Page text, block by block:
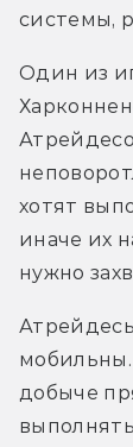
системы,
Один из
хотят
иначе их
нужно
мобильны.
добыче